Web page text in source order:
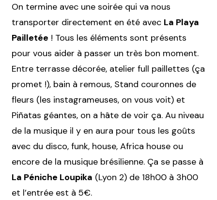
On termine avec une soirée qui va nous
transporter directement en été avec La Playa
Pailletée ! Tous les éléments sont présents
pour vous aider à passer un très bon moment.
Entre terrasse décorée, atelier full paillettes (ça
promet !), bain à remous, Stand couronnes de
fleurs (les instagrameuses, on vous voit) et
Piñatas géantes, on a hâte de voir ça. Au niveau
de la musique il y en aura pour tous les goûts
avec du disco, funk, house, Africa house ou
encore de la musique brésilienne. Ça se passe à
La Péniche Loupika (Lyon 2) de 18h00 à 3h00
et l’entrée est à 5€.